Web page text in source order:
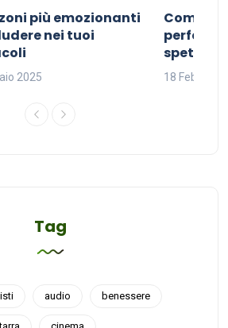
più emozionanti
nei tuoi
2025
Come
perfetta
18 Febbraio
Tag
audio benessere